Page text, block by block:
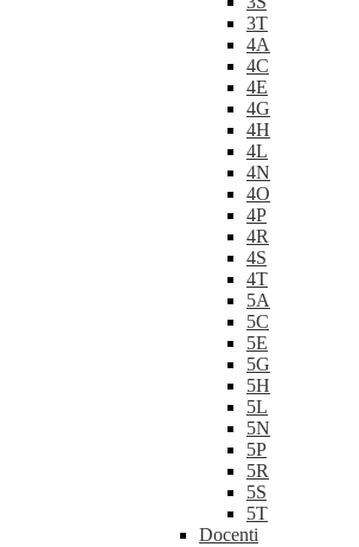
3T
4A
4C
4E
4G
4H
4L
4N
4O
4P
4R
4S
4T
5A
5C
5E
5G
5H
5L
5N
5P
5R
5S
5T
Docenti